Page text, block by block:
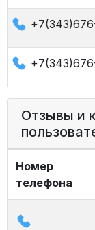
Отзывы и
Номер
телефона